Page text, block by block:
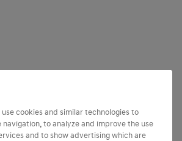
cookies and similar technologies to
to analyze and improve the use
and to show advertising which are